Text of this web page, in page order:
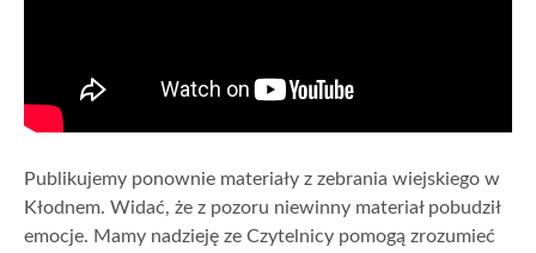
Publikujemy ponownie materiały z zebrania wiejskiego w
Kłodnem. Widać, że z pozoru niewinny materiał pobudził
emocje. Mamy nadzieję ze Czytelnicy pomogą zrozumieć